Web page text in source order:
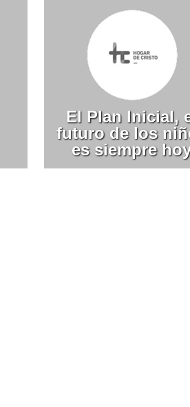
El Plan Inicial,
futuro de los
es siempre